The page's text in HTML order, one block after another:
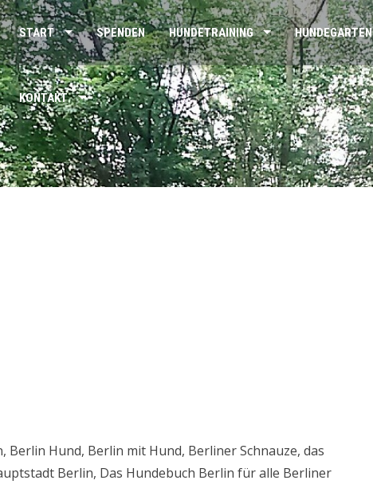
START SPENDEN HUNDETRAINING HUNDEGARTEN
KONTAKT
Hund, Berlin mit Hund, Berliner Schnauze, das
Berlin, Das Hundebuch Berlin für alle Berliner